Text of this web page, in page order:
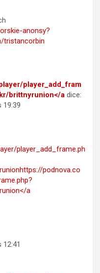
anonsy?
tristancorbin
player_add_fram
brittnyrunion</a dice:
19:39
player_add_frame.ph
podnova.co
a
12:41